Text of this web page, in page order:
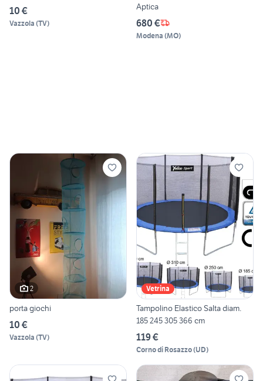
10 €
Vazzola (TV)
Aptica
680 €
Modena (MO)
2
porta giochi
10 €
Vazzola (TV)
Vetrina
Tampolino Elastico Salta diam.
185 245 305 366 cm
119 €
Corno di Rosazzo(UD)